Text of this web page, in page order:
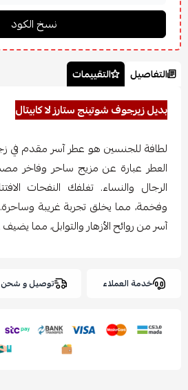
التفاصيل التقييمات
بديل زيرجوف شوتينج ستارز لا كابيتال
العطر عبارة عن مزيج ساحر وفاخر
الرجال والنساء. تغلفك النفحات
وفخمة، مما يخلق تجربة غريبة
آسر من روائح الأزهار والتوابل، مما
خدمة العملاء توصيل و شحن